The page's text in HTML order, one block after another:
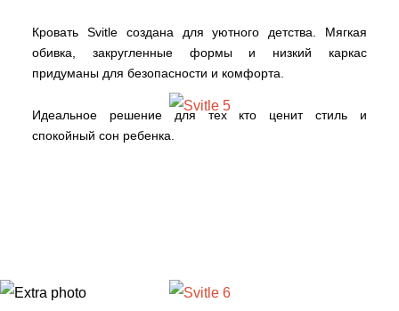
Кровать Svitle создана для уютного детства. Мягкая
обивка, закругленные формы и низкий каркас
придуманы для безопасности и комфорта.
Идеальное решение для тех кто ценит стиль и
спокойный сон ребенка.